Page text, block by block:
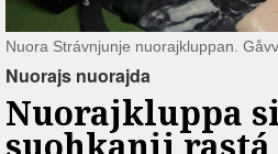
Nuora Strávnjunje nuorajkluppan.
Nuorajs nuorajda
Nuorajkluppa